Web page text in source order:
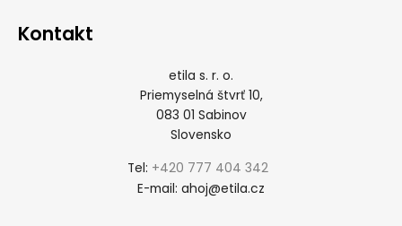
Kontakt
etila s. r. o.
Priemyselná štvrť 10,
083 01 Sabinov
Slovensko
Tel: +420 777 404 342
E-mail: ahoj@etila.cz